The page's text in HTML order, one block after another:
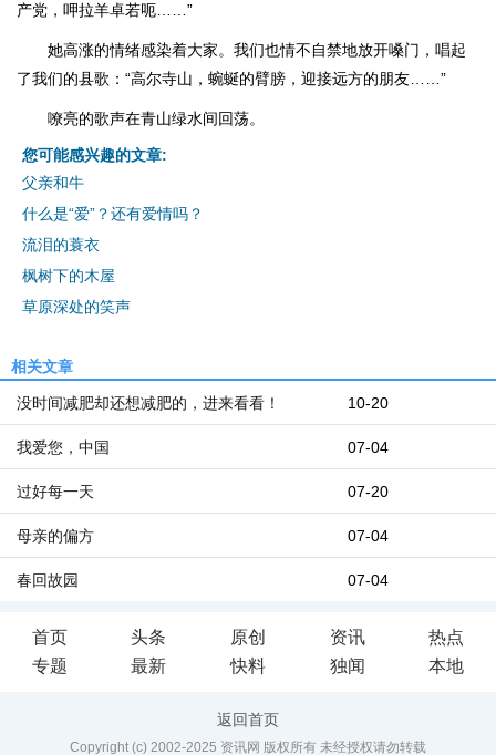
产党，呷拉羊卓若呃……”
她高涨的情绪感染着大家。我们也情不自禁地放开嗓门，唱起
了我们的县歌：“高尔寺山，蜿蜒的臂膀，迎接远方的朋友……”
嘹亮的歌声在青山绿水间回荡。
您可能感兴趣的文章:
父亲和牛
什么是“爱”？还有爱情吗？
流泪的蓑衣
枫树下的木屋
草原深处的笑声
相关文章
10-20
没时间减肥却还想减肥的，进来看看！
07-04
我爱您，中国
07-20
过好每一天
07-04
母亲的偏方
07-04
春回故园
首页 头条 原创 资讯
热点
专题
最新 快料 独闻 本地
返回首页
Copyright (c) 2002-2025 资讯网 版权所有 未经授权请勿转载